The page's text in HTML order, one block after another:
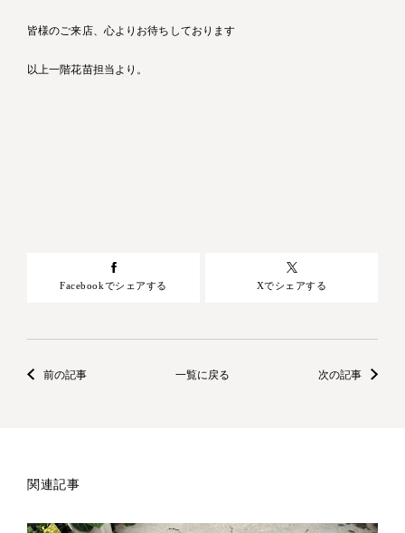
皆様のご来店、心よりお待ちしております
以上一階花苗担当より。
Facebookでシェアする Xでシェアする
前の記事 一覧に戻る 次の記事
関連記事